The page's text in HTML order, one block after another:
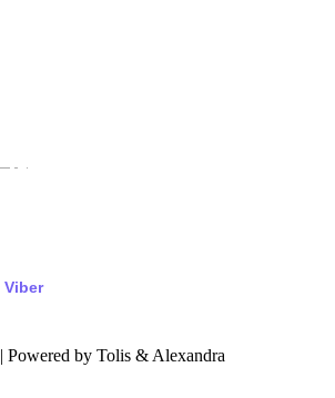
Viber
by Tolis & Alexandra